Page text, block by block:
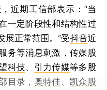
近期工信部表示：“当
一定阶段性和结构性过
展正常范围。”受抖音近
务等消息刺激，传媒股
科技、 引力传媒等多股
目录， 奥特佳、 凯众股